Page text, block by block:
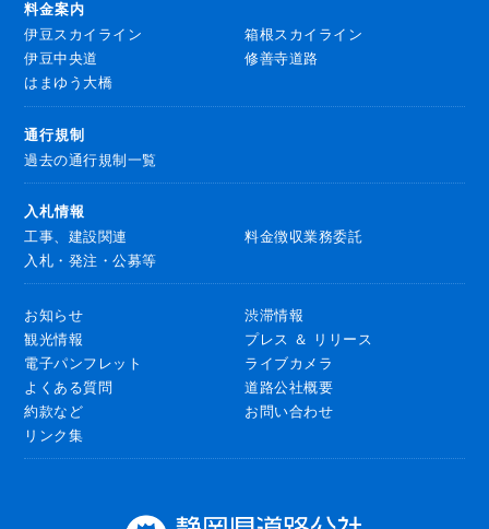
料金案内
伊豆スカイライン
箱根スカイライン
伊豆中央道
修善寺道路
はまゆう大橋
通行規制
過去の通行規制一覧
入札情報
工事、建設関連
料金徴収業務委託
入札・発注・公募等
お知らせ
渋滞情報
観光情報
プレス ＆ リリース
電子パンフレット
ライブカメラ
よくある質問
道路公社概要
約款など
お問い合わせ
リンク集